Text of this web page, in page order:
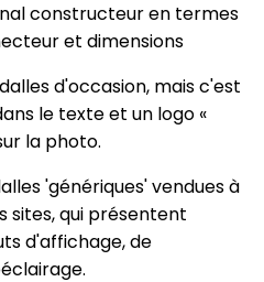
constructeur en termes
et dimensions
d'occasion, mais c'est
le texte et un logo «
la photo.
'génériques' vendues à
sites, qui présentent
d'affichage, de